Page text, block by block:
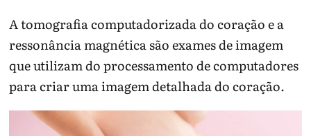
A tomografia computadorizada do coração e a
ressonância magnética são exames de imagem
que utilizam do processamento de computadores
para criar uma imagem detalhada do coração.